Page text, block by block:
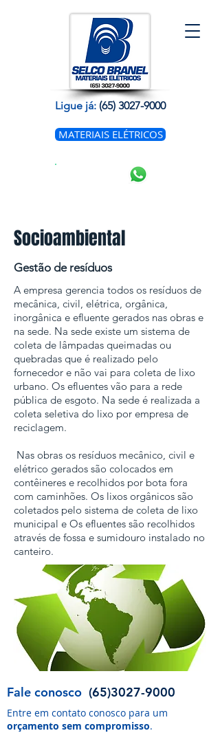
Ligue já: (65) 3027-9000
MATERIAIS ELÉTRICOS
Socioambiental
Gestão de resíduos
A empresa gerencia todos os resíduos de
mecânica, civil, elétrica, orgânica,
inorgânica e efluente gerados nas obras e
na sede. Na sede existe um sistema de
coleta de lâmpadas queimadas ou
quebradas que é realizado pelo
fornecedor e não vai para coleta de lixo
urbano. Os efluentes vão para a rede
pública de esgoto. Na sede é realizada a
coleta seletiva do lixo por empresa de
reciclagem.
Nas obras os resíduos mecânico, civil e
elétrico gerados são colocados em
contêineres e recolhidos por bota fora
com caminhões. Os lixos orgânicos são
coletados pelo sistema de coleta de lixo
municipal e Os efluentes são recolhidos
através de fossa e sumidouro instalado no
canteiro.
Fale conosco (65)3027-9000
Entre em contato conosco para um
orçamento sem compromisso.